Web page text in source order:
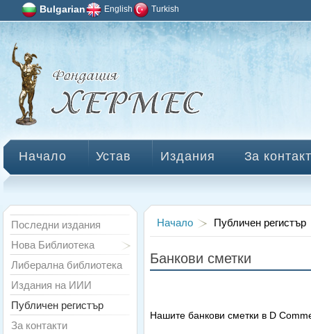
Bulgarian English Turkish
Начало Устав Издания За
Начало Публичен регистър
Банкови сметки
Нашите банкови сметки в D
Последни издания
Нова Библиотека
Либерална библиотека
Издания на ИИИ
Публичен регистър
За контакти